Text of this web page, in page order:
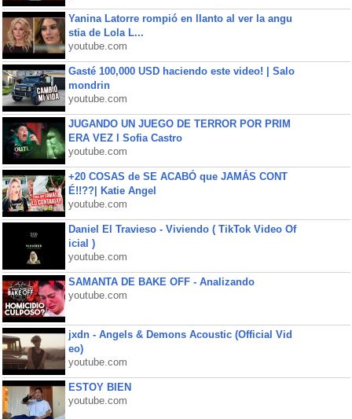
Yanina Latorre rompió en llanto al ver la angu
stia de Lola L...
youtube.com
Gasté 100,000 USD haciendo este video! | Salo
mondrin
youtube.com
JUGANDO UN JUEGO DE TERROR POR PRIM
ERA VEZ l Sofia Castro
youtube.com
+20 COSAS de SE ACABÓ que JAMÁS CONT
É!!??| Katie Angel
youtube.com
Daniel El Travieso - Viviendo ( TikTok Video Of
icial )
youtube.com
SAMANTA DE BAKE OFF - Analizando
youtube.com
jxdn - Angels & Demons Acoustic (Official Vid
eo)
youtube.com
ESTOY BIEN
youtube.com